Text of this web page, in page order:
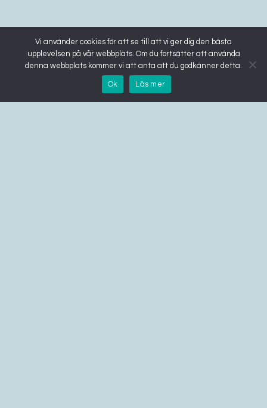
Vi använder cookies för att se till att vi ger dig den bästa
upplevelsen på vår webbplats. Om du fortsätter att använda
denna webbplats kommer vi att anta att du godkänner detta.
Ok Läs mer